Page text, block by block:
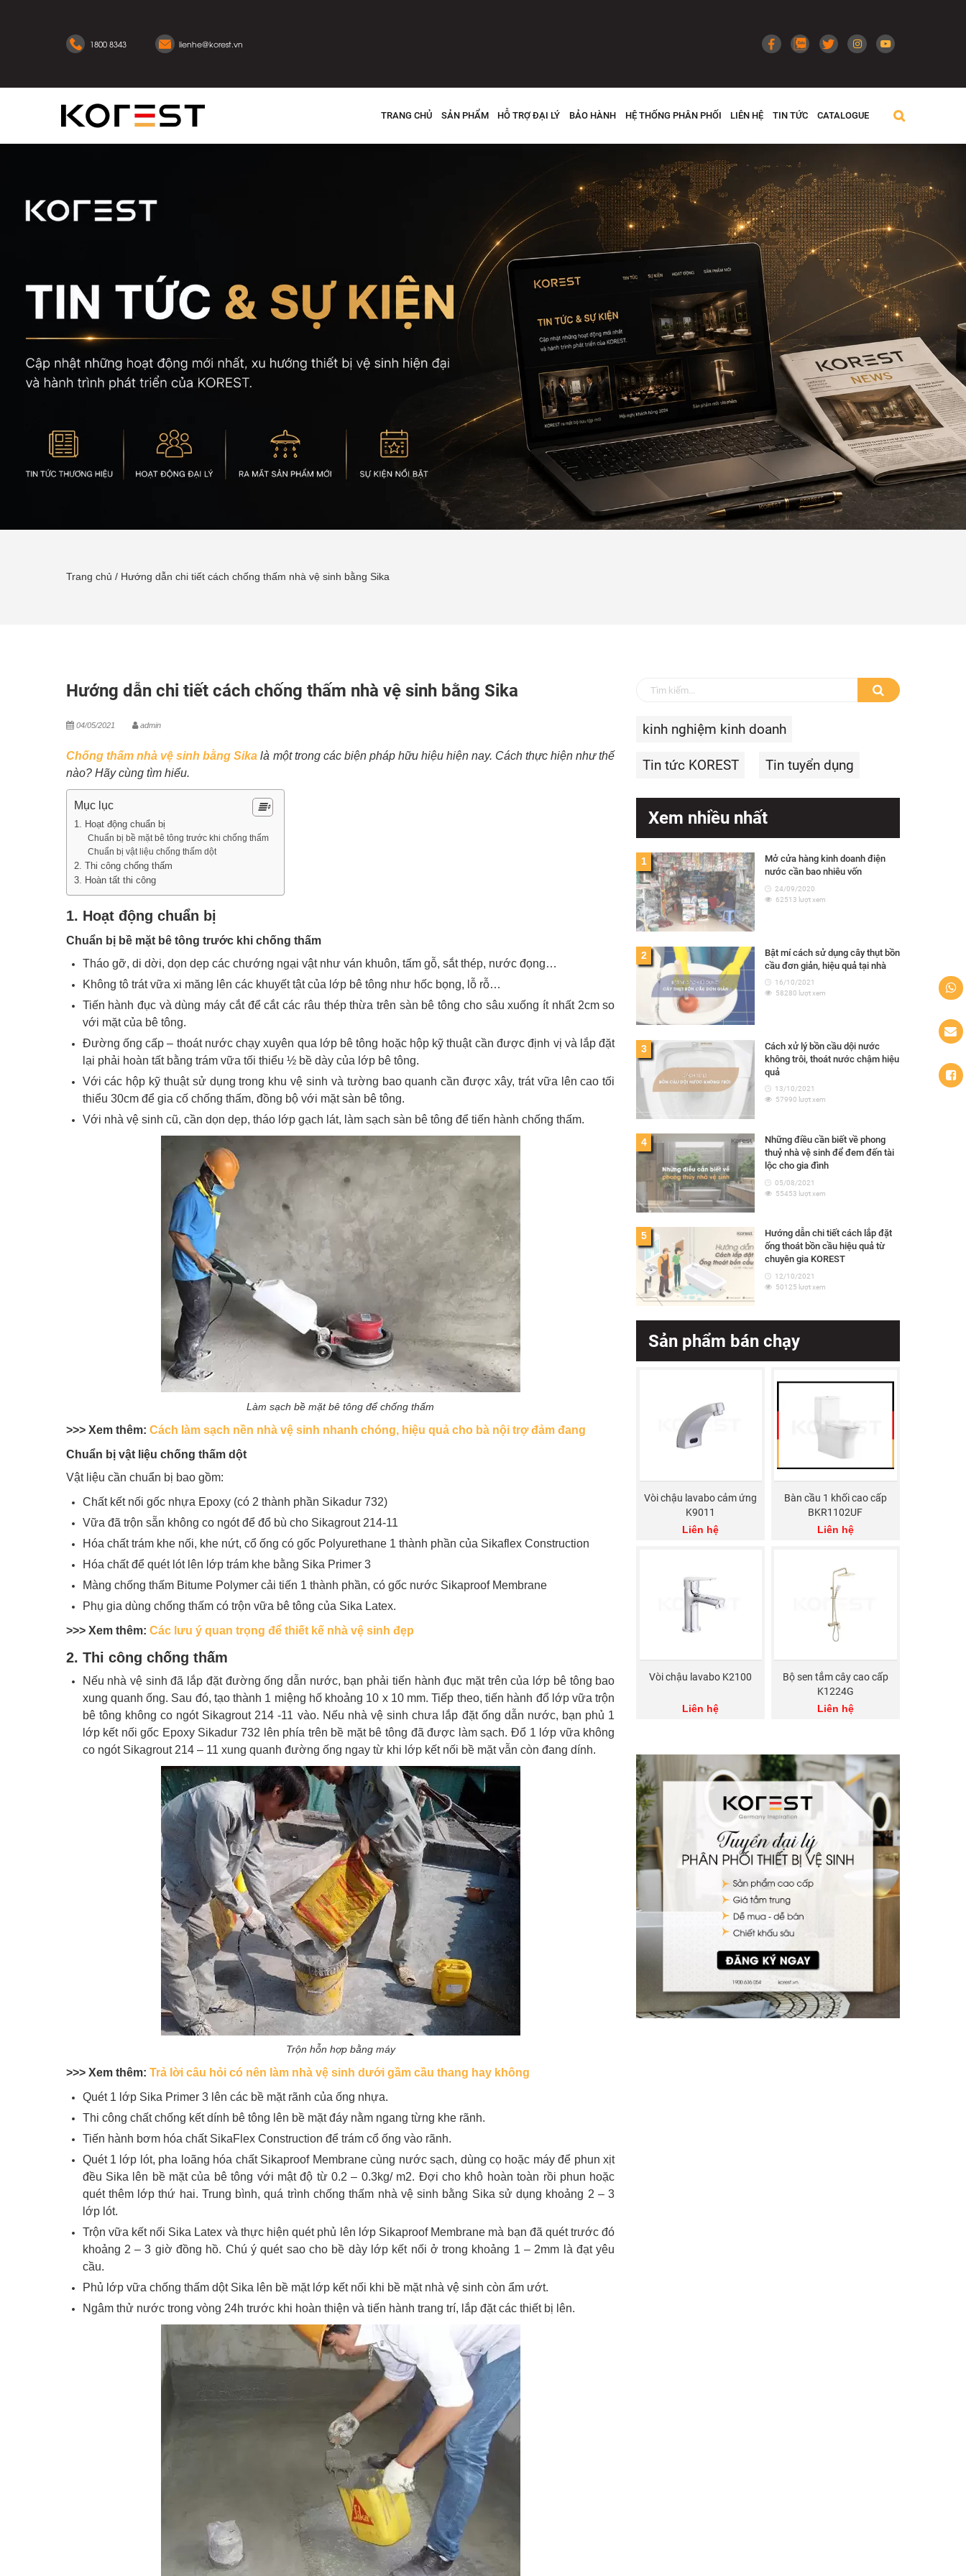
1800 8343 lienhe@korest.vn
TRANG CHỦ SẢN PHẨM HỖ TRỢ ĐẠI LÝ BẢO HÀNH HỆ THỐNG PHÂN PHỐI LIÊN HỆ TIN TỨC CATALOGUE
Trang chủ / Hướng dẫn chi tiết cách chống thấm nhà vệ sinh bằng Sika
Hướng dẫn chi tiết cách chống thấm nhà vệ sinh bằng Sika
04/05/2021 admin
Chống thấm nhà vệ sinh bằng Sika là một trong các biện pháp hữu hiệu hiện nay. Cách thực hiện như thế
nào? Hãy cùng tìm hiểu.
Mục lục
1. Hoạt động chuẩn bị
Chuẩn bị bề mặt bê tông trước khi chống thấm
Chuẩn bị vật liệu chống thấm dột
2. Thi công chống thấm
3. Hoàn tất thi công
1. Hoạt động chuẩn bị
Chuẩn bị bề mặt bê tông trước khi chống thấm
Tháo gỡ, di dời, dọn dẹp các chướng ngại vật như ván khuôn, tấm gỗ, sắt thép, nước đọng…
Không tô trát vữa xi măng lên các khuyết tật của lớp bê tông như hốc bọng, lỗ rỗ…
Tiến hành đục và dùng máy cắt để cắt các râu thép thừa trên sàn bê tông cho sâu xuống ít nhất 2cm so
với mặt của bê tông.
Đường ống cấp – thoát nước chạy xuyên qua lớp bê tông hoặc hộp kỹ thuật cần được định vị và lắp đặt
lại phải hoàn tất bằng trám vữa tối thiểu ½ bề dày của lớp bê tông.
Với các hộp kỹ thuật sử dụng trong khu vệ sinh và tường bao quanh cần được xây, trát vữa lên cao tối
thiểu 30cm để gia cố chống thấm, đồng bộ với mặt sàn bê tông.
Với nhà vệ sinh cũ, cần dọn dẹp, tháo lớp gạch lát, làm sạch sàn bê tông để tiến hành chống thấm.
Làm sạch bề mặt bê tông để chống thấm
>>> Xem thêm: Cách làm sạch nền nhà vệ sinh nhanh chóng, hiệu quả cho bà nội trợ đảm đang
Chuẩn bị vật liệu chống thấm dột
Vật liệu cần chuẩn bị bao gồm:
Chất kết nối gốc nhựa Epoxy (có 2 thành phần Sikadur 732)
Vữa đã trộn sẵn không co ngót để đổ bù cho Sikagrout 214-11
Hóa chất trám khe nối, khe nứt, cổ ống có gốc Polyurethane 1 thành phần của Sikaflex Construction
Hóa chất để quét lót lên lớp trám khe bằng Sika Primer 3
Màng chống thấm Bitume Polymer cải tiến 1 thành phần, có gốc nước Sikaproof Membrane
Phụ gia dùng chống thấm có trộn vữa bê tông của Sika Latex.
>>> Xem thêm: Các lưu ý quan trọng để thiết kế nhà vệ sinh đẹp
2. Thi công chống thấm
Nếu nhà vệ sinh đã lắp đặt đường ống dẫn nước, bạn phải tiến hành đục mặt trên của lớp bê tông bao
xung quanh ống. Sau đó, tạo thành 1 miệng hố khoảng 10 x 10 mm. Tiếp theo, tiến hành đổ lớp vữa trộn
bê tông không co ngót Sikagrout 214 -11 vào. Nếu nhà vệ sinh chưa lắp đặt ống dẫn nước, bạn phủ 1
lớp kết nối gốc Epoxy Sikadur 732 lên phía trên bề mặt bê tông đã được làm sạch. Đổ 1 lớp vữa không
co ngót Sikagrout 214 – 11 xung quanh đường ống ngay từ khi lớp kết nối bề mặt vẫn còn đang dính.
Trộn hỗn hợp bằng máy
>>> Xem thêm: Trả lời câu hỏi có nên làm nhà vệ sinh dưới gầm cầu thang hay không
Quét 1 lớp Sika Primer 3 lên các bề mặt rãnh của ống nhựa.
Thi công chất chống kết dính bê tông lên bề mặt đáy nằm ngang từng khe rãnh.
Tiến hành bơm hóa chất SikaFlex Construction để trám cổ ống vào rãnh.
Quét 1 lớp lót, pha loãng hóa chất Sikaproof Membrane cùng nước sạch, dùng cọ hoặc máy để phun xịt
đều Sika lên bề mặt của bê tông với mật độ từ 0.2 – 0.3kg/ m2. Đợi cho khô hoàn toàn rồi phun hoặc
quét thêm lớp thứ hai. Trung bình, quá trình chống thấm nhà vệ sinh bằng Sika sử dụng khoảng 2 – 3
lớp lót.
Trộn vữa kết nối Sika Latex và thực hiện quét phủ lên lớp Sikaproof Membrane mà bạn đã quét trước đó
khoảng 2 – 3 giờ đồng hồ. Chú ý quét sao cho bề dày lớp kết nối ở trong khoảng 1 – 2mm là đạt yêu
cầu.
Phủ lớp vữa chống thấm dột Sika lên bề mặt lớp kết nối khi bề mặt nhà vệ sinh còn ẩm ướt.
Ngâm thử nước trong vòng 24h trước khi hoàn thiện và tiến hành trang trí, lắp đặt các thiết bị lên.
kinh nghiệm kinh doanh
Tin tức KOREST Tin tuyển dụng
Xem nhiều nhất
1
Mở cửa hàng kinh doanh điện
nước cần bao nhiêu vốn
24/09/2020
62513 lượt xem
2
Bật mí cách sử dụng cây thụt bồn
cầu đơn giản, hiệu quả tại nhà
16/10/2021
58280 lượt xem
3
Cách xử lý bồn cầu dội nước
không trôi, thoát nước chậm hiệu
quả
13/10/2021
57990 lượt xem
4
Những điều cần biết về phong
thuỷ nhà vệ sinh để đem đến tài
lộc cho gia đình
05/08/2021
55453 lượt xem
5
Hướng dẫn chi tiết cách lắp đặt
ống thoát bồn cầu hiệu quả từ
chuyên gia KOREST
12/10/2021
50125 lượt xem
Sản phẩm bán chạy
Vòi chậu lavabo cảm ứng
K9011
Liên hệ
Bàn cầu 1 khối cao cấp
BKR1102UF
Liên hệ
Vòi chậu lavabo K2100
Liên hệ
Bộ sen tắm cây cao cấp
K1224G
Liên hệ